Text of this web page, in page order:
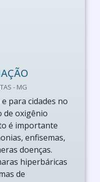
- MG
para cidades no
de oxigênio
é importante
enfisemas,
doenças.
hiperbáricas
de